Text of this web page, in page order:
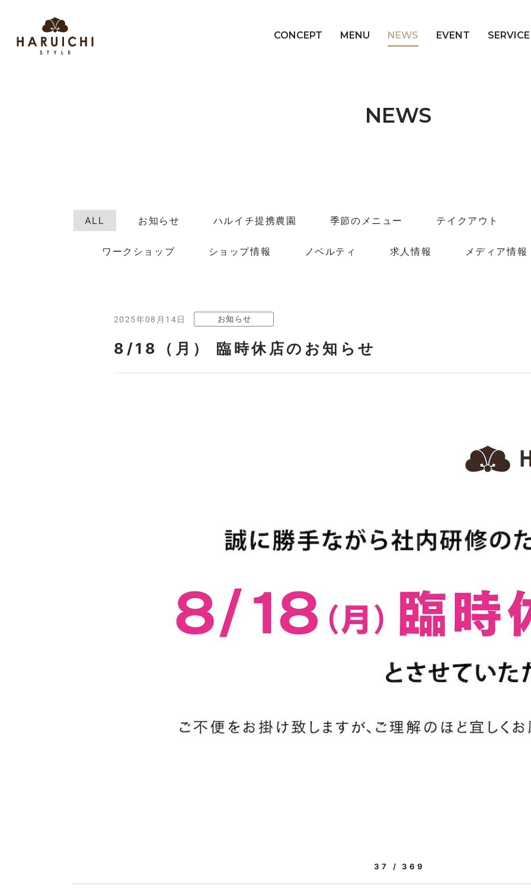
CONCEPT MENU NEWS EVENT SERVICE
NEWS
ALL お知らせ ハルイチ提携農園 季節のメニュー テイクアウト
ワークショップ ショップ情報 ノベルティ 求人情報 メディア情報
2025年08月14日 お知らせ
8/18（月） 臨時休店のお知らせ
37 / 369